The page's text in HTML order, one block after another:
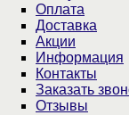
Оплата
Доставка
Акции
Информация
Контакты
Заказать
Отзывы